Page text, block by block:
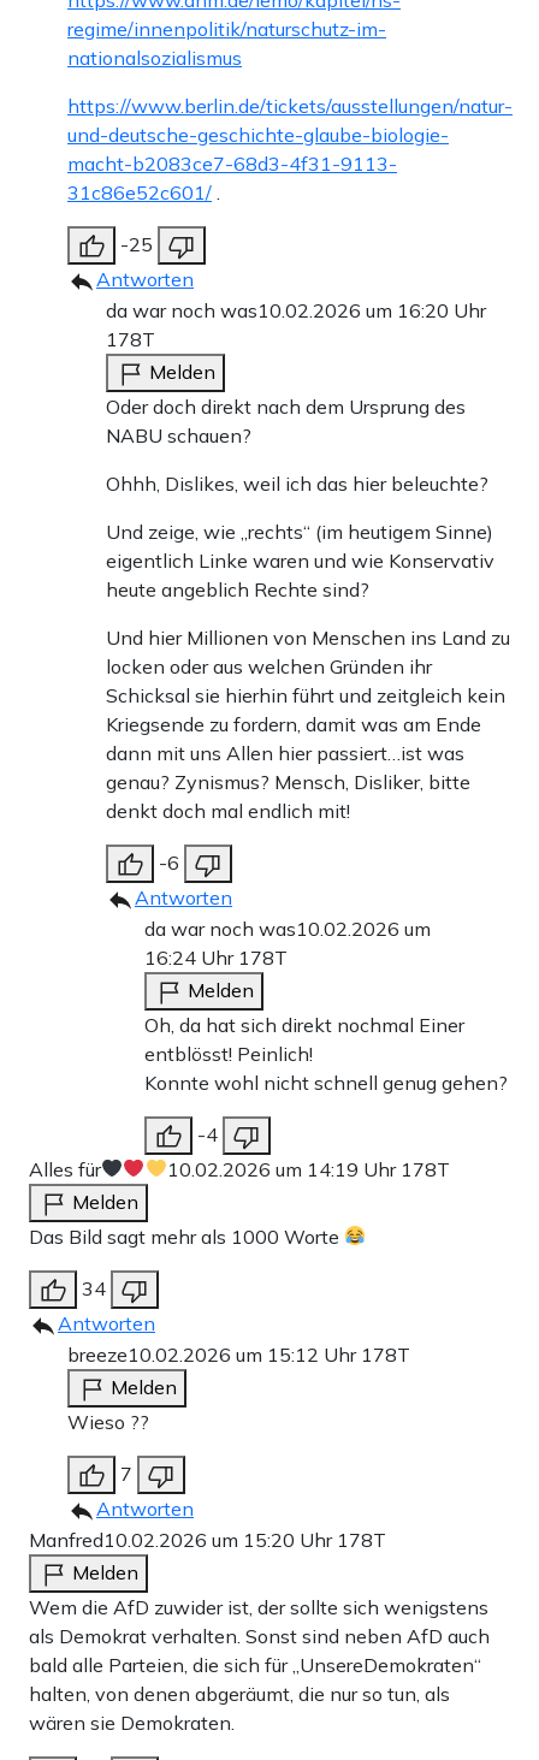
regime/innenpolitik/naturschutz-im-
nationalsozialismus
https://www.berlin.de/tickets/ausstellungen/natur-
und-deutsche-geschichte-glaube-biologie-
macht-b2083ce7-68d3-4f31-9113-
31c86e52c601/
-25
Antworten
da war noch was10.02.2026 um 16:20 Uhr
178T
Melden
Oder doch direkt nach dem Ursprung des
NABU schauen?
Ohhh, Dislikes, weil ich das hier beleuchte?
Und zeige, wie „rechts“ (im heutigem Sinne)
eigentlich Linke waren und wie Konservativ
heute angeblich Rechte sind?
Und hier Millionen von Menschen ins Land zu
locken oder aus welchen Gründen ihr
Schicksal sie hierhin führt und zeitgleich kein
Kriegsende zu fordern, damit was am Ende
dann mit uns Allen hier passiert…ist was
genau? Zynismus? Mensch, Disliker, bitte
denkt doch mal endlich mit!
-6
Antworten
da war noch was10.02.2026 um
16:24 Uhr 178T
Melden
Oh, da hat sich direkt nochmal Einer
entblösst! Peinlich!
Konnte wohl nicht schnell genug gehen?
-4
Alles für
10.02.2026 um 14:19 Uhr 178T
Melden
Das Bild sagt mehr als 1000 Worte
34
Antworten
breeze10.02.2026 um 15:12 Uhr 178T
Melden
Wieso ??
7
Antworten
Manfred10.02.2026 um 15:20 Uhr 178T
Melden
Wem die AfD zuwider ist, der sollte sich wenigstens
als Demokrat verhalten. Sonst sind neben AfD auch
bald alle Parteien, die sich für „UnsereDemokraten“
halten, von denen abgeräumt, die nur so tun, als
wären sie Demokraten.